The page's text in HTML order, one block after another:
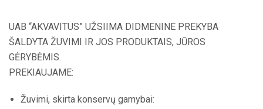
UAB “AKVAVITUS” UŽSIIMA DIDMENINE PREKYBA
ŠALDYTA ŽUVIMI IR JOS PRODUKTAIS, JŪROS
GĖRYBĖMIS.
PREKIAUJAME:
Žuvimi, skirta konservų gamybai: